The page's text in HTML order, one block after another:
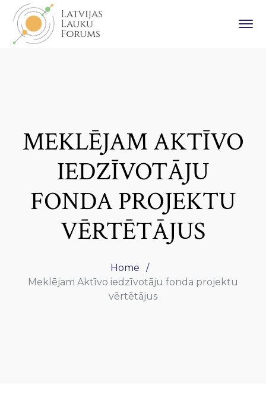
MEKLĒJAM AKTĪVO
IEDZĪVOTĀJU
FONDA PROJEKTU
VĒRTĒTĀJUS
Home
Meklējam Aktīvo iedzīvotāju fonda projektu
vērtētājus